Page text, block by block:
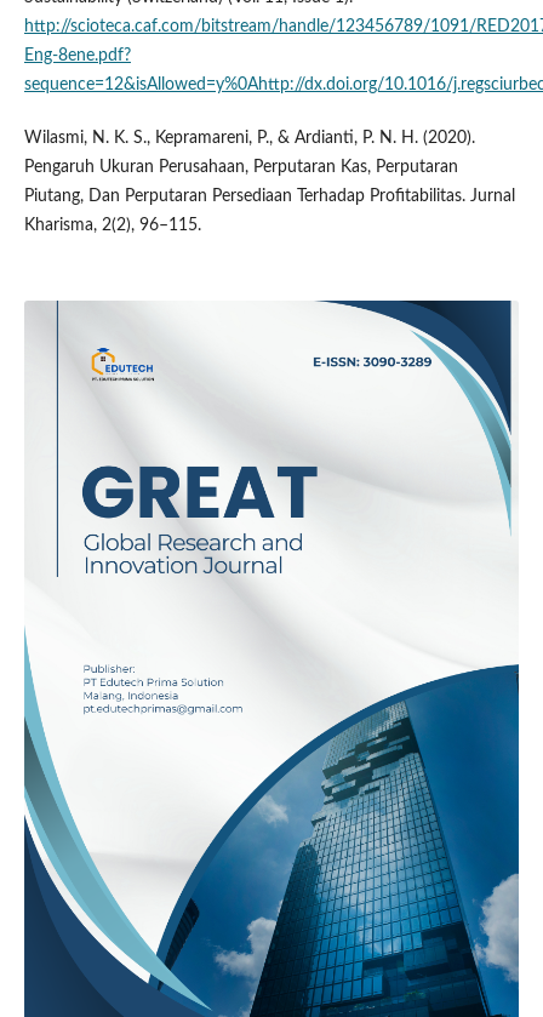
http://scioteca.caf.com/bitstream/handle/123456789/1091/
Eng-8ene.pdf?
sequence=12&isAllowed=y%0Ahttp://dx.doi.org/10.1016/
Wilasmi, N. K. S., Kepramareni, P., & Ardianti, P. N. H. (2020).
Pengaruh Ukuran Perusahaan, Perputaran Kas, Perputaran
Piutang, Dan Perputaran Persediaan Terhadap Profitabilitas. Jurnal
Kharisma, 2(2), 96–115.